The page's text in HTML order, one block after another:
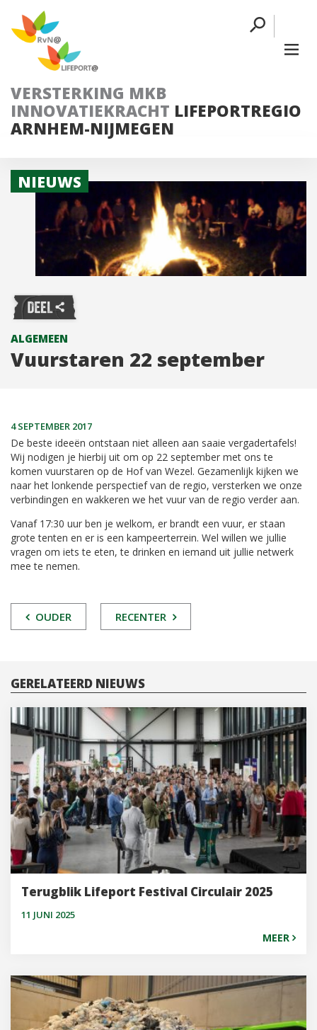
VERSTERKING MKB
INNOVATIEKRACHT LIFEPORTREGIO
ARNHEM-NIJMEGEN
NIEUWS
ALGEMEEN
Vuurstaren 22 september
4 SEPTEMBER 2017
De beste ideeën ontstaan niet alleen aan saaie vergadertafels!
Wij nodigen je hierbij uit om op 22 september met ons te
komen vuurstaren op de Hof van Wezel. Gezamenlijk kijken we
naar het lonkende perspectief van de regio, versterken we onze
verbindingen en wakkeren we het vuur van de regio verder aan.
Vanaf 17:30 uur ben je welkom, er brandt een vuur, er staan
grote tenten en er is een kampeerterrein. Wel willen we jullie
vragen om iets te eten, te drinken en iemand uit jullie netwerk
mee te nemen.
POST
OUDER RECENTER
GERELATEERD NIEUWS
Terugblik Lifeport Festival Circulair 2025
11 JUNI 2025
MEER